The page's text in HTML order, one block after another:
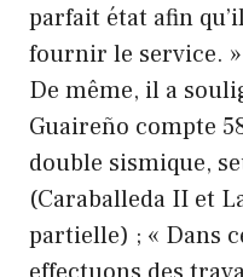
parfait état afin
fournir le service. »
De même, il a
Guaireño compte
double sismique,
(Caraballeda II et
partielle) ; « Dans